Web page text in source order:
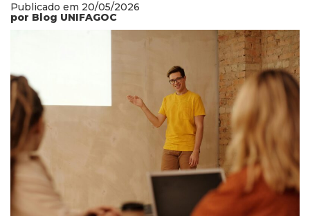
Publicado em 20/05/2026
por Blog UNIFAGOC